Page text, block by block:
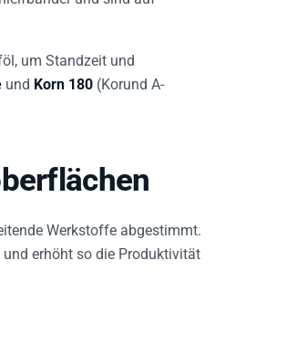
um Standzeit und
und Korn 180 (Korund A-
Werkstoffe abgestimmt.
erhöht so die Produktivität